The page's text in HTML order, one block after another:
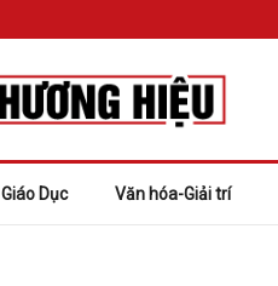
Giáo Dục Văn hóa-Giải trí